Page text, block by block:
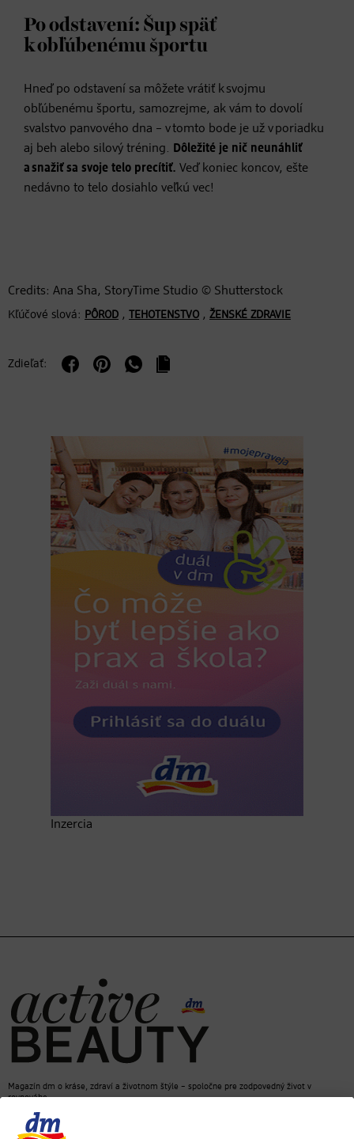
Po odstavení: Šup späť
k obľúbenému športu
Hneď po odstavení sa môžete vrátiť k svojmu
obľúbenému športu, samozrejme, ak vám to dovolí
svalstvo panvového dna – v tomto bode je už v poriadku
aj beh alebo silový tréning. Dôležité je nič neunáhliť
a snažiť sa svoje telo precítiť. Veď koniec koncov, ešte
nedávno to telo dosiahlo veľkú vec!
Credits: Ana Sha, StoryTime Studio © Shutterstock
Kľúčové slová: PÔROD , TEHOTENSTVO , ŽENSKÉ ZDRAVIE
Zdieľať:
Inzercia
Magazín dm o kráse, zdraví a životnom štýle – spoločne pre zodpovedný život v
rovnováhe